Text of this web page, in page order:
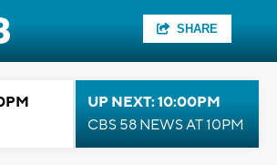
SHARE
UP NEXT: 10:00PM
CBS 58 NEWS AT 10PM